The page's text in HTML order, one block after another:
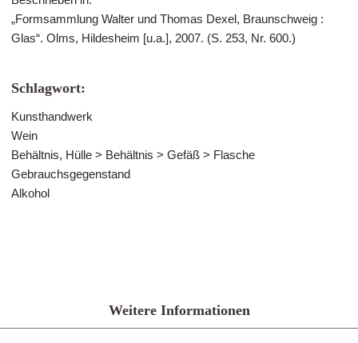
„Formsammlung Walter und Thomas Dexel, Braunschweig :
Glas“. Olms, Hildesheim [u.a.], 2007. (S. 253, Nr. 600.)
Schlagwort:
Kunsthandwerk
Wein
Behältnis, Hülle > Behältnis > Gefäß > Flasche
Gebrauchsgegenstand
Alkohol
Weitere Informationen